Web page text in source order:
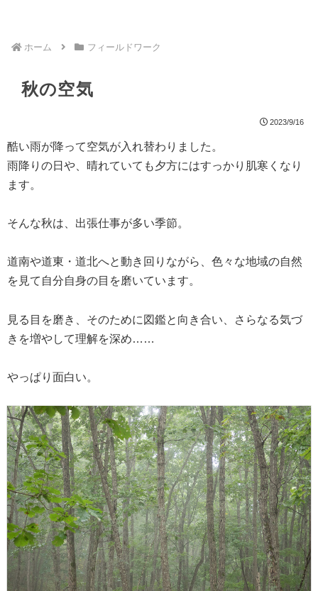
ホーム フィールドワーク
秋の空気
2023/9/16
酷い雨が降って空気が入れ替わりました。
雨降りの日や、晴れていても夕方にはすっかり肌寒くなり
ます。
そんな秋は、出張仕事が多い季節。
道南や道東・道北へと動き回りながら、色々な地域の自然
を見て自分自身の目を磨いています。
見る目を磨き、そのために図鑑と向き合い、さらなる気づ
きを増やして理解を深め……
やっぱり面白い。